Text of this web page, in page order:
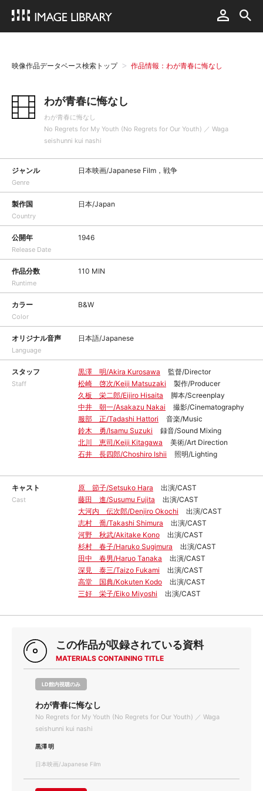
映像作品データベース検索トップ 作品情報：わが青春に悔なし
わが青春に悔なし
わが青春に悔なし
No Regrets for My Youth (No Regrets for Our Youth) ／ Waga
seishunni kui nashi
ジャンル
Genre
日本映画/Japanese Film，戦争
製作国
Country
日本/Japan
公開年
Release Date
1946
作品分数
Runtime
110 MIN
カラー
Color
B&W
オリジナル音声
Language
日本語/Japanese
スタッフ
Staff
黒澤 明/Akira Kurosawa
監督/Director
松崎 啓次/Keiji Matsuzaki
製作/Producer
久板 栄二郎/Eijiro Hisaita
脚本/Screenplay
中井 朝一/Asakazu Nakai
撮影/Cinematography
服部 正/Tadashi Hattori
音楽/Music
鈴木 勇/Isamu Suzuki
録音/Sound Mixing
北川 恵司/Keiji Kitagawa
美術/Art Direction
石井 長四郎/Choshiro Ishii
照明/Lighting
キャスト
Cast
原 節子/Setsuko Hara
出演/CAST
藤田 進/Susumu Fujita
出演/CAST
大河内 伝次郎/Denjiro Okochi
出演/CAST
志村 喬/Takashi Shimura
出演/CAST
河野 秋武/Akitake Kono
出演/CAST
杉村 春子/Haruko Sugimura
出演/CAST
田中 春男/Haruo Tanaka
出演/CAST
深見 泰三/Taizo Fukami
出演/CAST
高堂 国典/Kokuten Kodo
出演/CAST
三好 栄子/Eiko Miyoshi
出演/CAST
この作品が収録されている資料
MATERIALS CONTAINING TITLE
LD館内視聴のみ
わが青春に悔なし
No Regrets for My Youth (No Regrets for Our Youth) ／ Waga
seishunni kui nashi
黒澤 明
日本映画/Japanese Film